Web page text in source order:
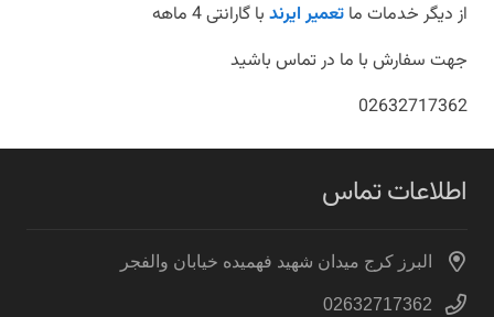
از دیگر خدمات ما تعمیر ایرند با گارانتی 4 ماهه
جهت سفارش با ما در تماس باشید
02632717362
اطلاعات تماس
البرز کرج میدان شهید فهمیده خیابان والفجر
02632717362